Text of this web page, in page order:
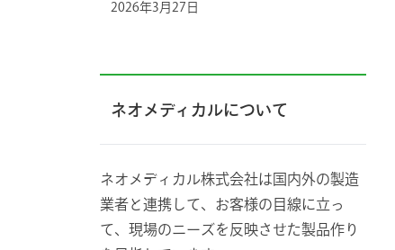
2026年3月27日
ネオメディカルについて
ネオメディカル株式会社は国内外の製造
業者と連携して、お客様の目線に立っ
て、現場のニーズを反映させた製品作り